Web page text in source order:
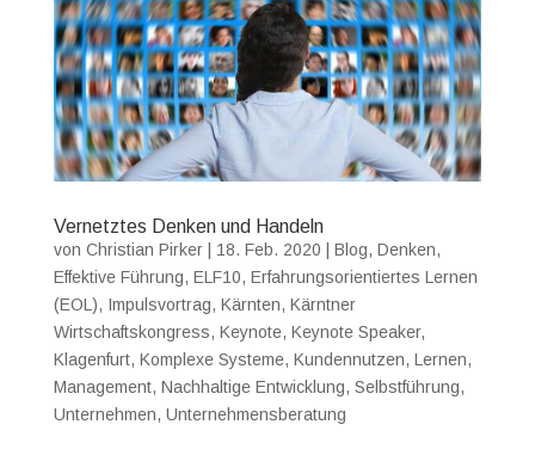
Vernetztes Denken und Handeln
von Christian Pirker| 18. Feb. 2020 Blog, Denken,
Effektive Führung, ELF10, Erfahrungsorientiertes Lernen
(EOL), Impulsvortrag, Kärnten, Kärntner
Wirtschaftskongress, Keynote, Keynote Speaker,
Klagenfurt, Komplexe Systeme, Kundennutzen, Lernen,
Management, Nachhaltige Entwicklung, Selbstführung,
Unternehmen, Unternehmensberatung